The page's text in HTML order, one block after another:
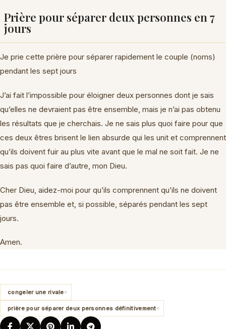
Prière pour séparer deux personnes en 7
jours
Je prie cette prière pour séparer rapidement le couple (noms)
pendant les sept jours
J’ai fait l’impossible pour éloigner deux personnes dont je sais
qu’elles ne devraient pas être ensemble, mais je n’ai pas obtenu
les résultats que je cherchais. Je ne sais plus quoi faire pour que
ces deux êtres brisent le lien absurde qui les unit et comprennent
qu’ils doivent fuir au plus vite avant que le mal ne soit fait. Je ne
sais pas quoi faire d’autre, mon Dieu.
Cher Dieu, aidez-moi pour qu’ils comprennent qu’ils ne doivent
pas être ensemble et, si possible, séparés pendant les sept
jours.
Amen.
congeler une rivale
prière pour séparer deux personnes définitivement